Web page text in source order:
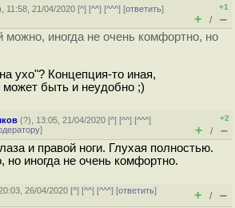
11:58, 21/04/2020 [^] [^^] [^^^] [ответить]
+1
+ / –
можно, иногда не очень комфортно, но
ухо"? Концепция-то иная,
быть и неудобно ;)
(?), 13:05, 21/04/2020 [^] [^^] [^^^]
]
+2
+ / –
и правой ноги. Глухая полностью.
иногда не очень комфортно.
26/04/2020 [^] [^^] [^^^] [ответить]
+ / –